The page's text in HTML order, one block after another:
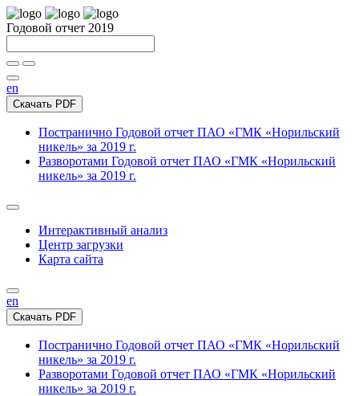
Годовой отчет 2019
en
Скачать PDF
Постранично Годовой отчет ПАО «ГМК «Норильский
никель» за 2019 г.
Разворотами Годовой отчет ПАО «ГМК «Норильский
никель» за 2019 г.
Интерактивный анализ
Центр загрузки
Карта сайта
en
Скачать PDF
Постранично Годовой отчет ПАО «ГМК «Норильский
никель» за 2019 г.
Разворотами Годовой отчет ПАО «ГМК «Норильский
никель» за 2019 г.